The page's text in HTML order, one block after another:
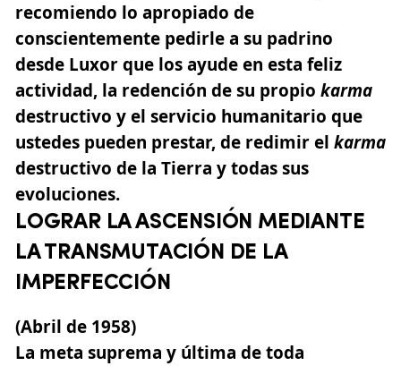
recomiendo lo apropiado de
conscientemente pedirle a su padrino
desde Luxor que los ayude en esta feliz
actividad, la redención de su propio karma
destructivo y el servicio humanitario que
ustedes pueden prestar, de redimir el karma
destructivo de la Tierra y todas sus
evoluciones.
LOGRAR LA ASCENSIÓN MEDIANTE
LA TRANSMUTACIÓN DE LA
IMPERFECCIÓN
(Abril de 1958)
La meta suprema y última de toda